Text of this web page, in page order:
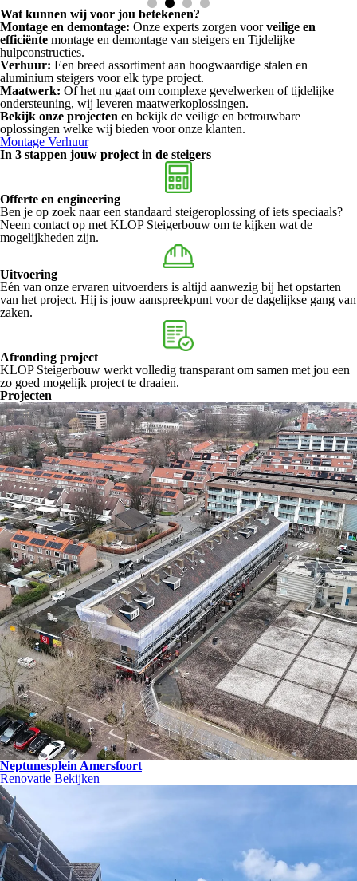
Wat kunnen wij voor jou betekenen?
Montage en demontage: Onze experts zorgen voorveilige en
efficiënte montage en demontage van steigers en Tijdelijke
hulpconstructies.
Verhuur: Een breed assortiment aan hoogwaardige stalen en
aluminium steigers voor elk type project.
Maatwerk: Of het nu gaat om complexe gevelwerken of tijdelijke
ondersteuning, wij leveren maatwerkoplossingen.
Bekijk onze projecten en bekijk de veilige en betrouwbare
oplossingen welke wij bieden voor onze klanten.
Montage Verhuur
In 3 stappen jouw project in de steigers
Offerte en engineering
Ben je op zoek naar een standaard steigeroplossing of iets speciaals?
Neem contact op met KLOP Steigerbouw om te kijken wat de
mogelijkheden zijn.
Uitvoering
Eén van onze ervaren uitvoerders is altijd aanwezig bij het opstarten
van het project. Hij is jouw aanspreekpunt voor de dagelijkse gang van
zaken.
Afronding project
KLOP Steigerbouw werkt volledig transparant om samen met jou een
zo goed mogelijk project te draaien.
Projecten
Neptunesplein Amersfoort
Renovatie Bekijken